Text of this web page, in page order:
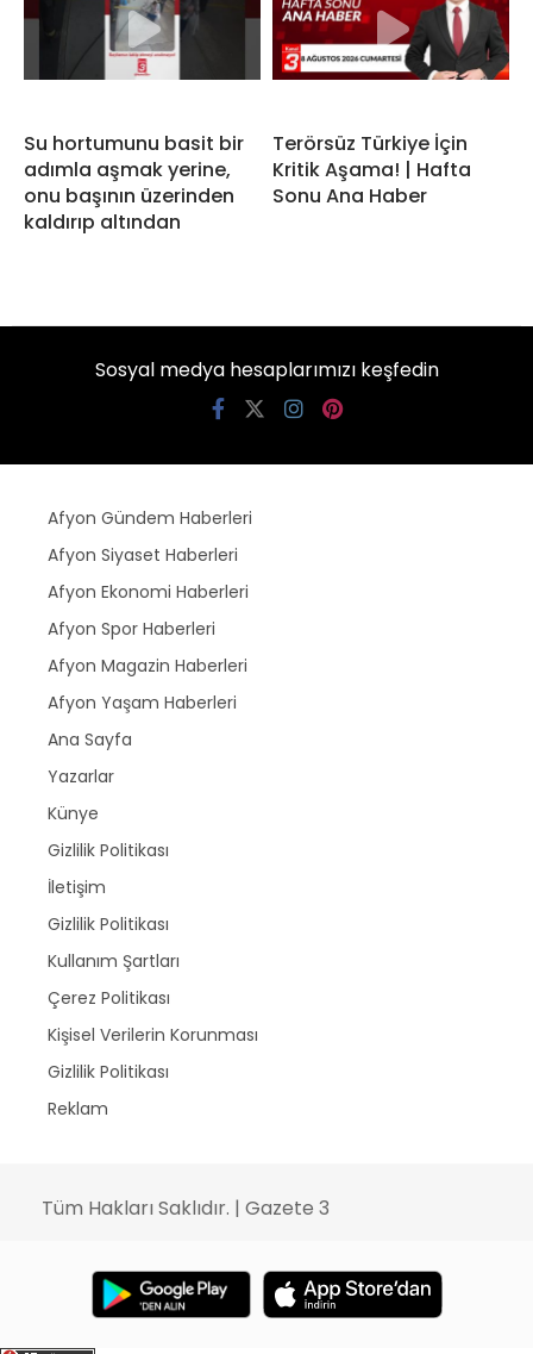
Su hortumunu basit bir
adımla aşmak yerine,
onu başının üzerinden
kaldırıp altından
Terörsüz Türkiye İçin
Kritik Aşama! | Hafta
Sonu Ana Haber
Sosyal medya hesaplarımızı keşfedin
Afyon Gündem Haberleri
Afyon Siyaset Haberleri
Afyon Ekonomi Haberleri
Afyon Spor Haberleri
Afyon Magazin Haberleri
Afyon Yaşam Haberleri
Ana Sayfa
Yazarlar
Künye
Gizlilik Politikası
İletişim
Gizlilik Politikası
Kullanım Şartları
Çerez Politikası
Kişisel Verilerin Korunması
Gizlilik Politikası
Reklam
Tüm Hakları Saklıdır. | Gazete 3